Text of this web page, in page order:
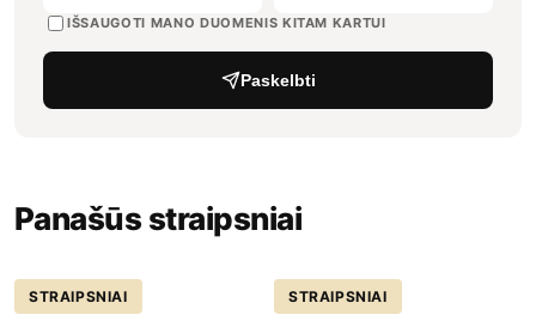
IŠSAUGOTI MANO DUOMENIS KITAM KARTUI
Paskelbti
Panašūs straipsniai
STRAIPSNIAI STRAIPSNIAI